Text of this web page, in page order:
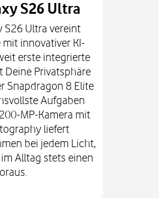
S26 Ultra
S26 Ultra vereint
innovativer KI-
erste integrierte
Deine Privatsphäre
Snapdragon 8 Elite
Aufgaben
MP-Kamera mit
liefert
bei jedem Licht,
Alltag stets einen